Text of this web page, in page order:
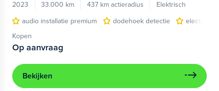
2023
33.000 km 437 km actieradius
Elektrisch
audio installatie premium
dodehoek detectie
electronic
Kopen
Op aanvraag
Bekijken